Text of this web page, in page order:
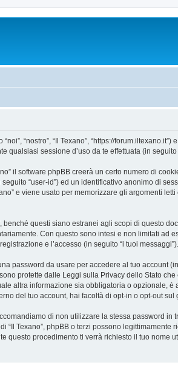
“nostro”, “Il Texano”, “https://forum.iltexano.it”)
qualsiasi sessione d’uso da te effettuata (in seguito
il software phpBB creerà un certo numero di
“user-id”) ed un identificativo anonimo di
e viene usato per memorizzare gli argomenti
questi siano estranei agli scopi di questo
Con questo sono intesi e non limitati ad
e l’accesso (in seguito “i tuoi messaggi”).
password da usare per accedere al tuo account
protette dalle Leggi sulla Privacy dello Stato
altra informazione sia obbligatoria o opzionale, è
del tuo account, hai facoltà di opt-in o opt-out
di non utilizzare la stessa password
Texano”, phpBB o terzi possono
questo procedimento ti verrà richiesto il tuo nome